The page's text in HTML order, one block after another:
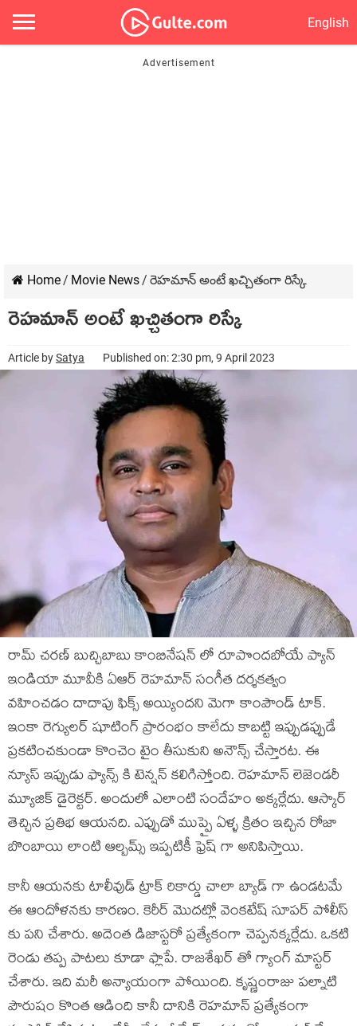
English
Home/ Movie News/ రెహమాన్ అంటే ఖచ్చితంగా రిస్కే
రెహమాన్ అంటే ఖచ్చితంగా రిస్కే
Article bySatya Published on: 2:30 pm, 9 April 2023
రామ్ చరణ్ బుచ్చిబాబు కాంబినేషన్ లో రూపొందబోయే ప్యాన్
ఇండియా మూవీకి ఏఆర్ రెహమాన్ సంగీత దర్శకత్వం
వహించడం దాదాపు ఫిక్స్ అయ్యిందని మెగా కాంపౌండ్ టాక్.
ఇంకా రెగ్యులర్ షూటింగ్ ప్రారంభం కాలేదు కాబట్టి ఇప్పుడప్పుడే
ప్రకటించకుండా కొంచెం టైం తీసుకుని అనౌన్స్ చేస్తారట. ఈ
న్యూస్ ఇప్పుడు ఫ్యాన్స్ కి టెన్షన్ కలిగిస్తోంది. రెహమాన్ లెజెండరీ
మ్యూజిక్ డైరెక్టర్. అందులో ఎలాంటి సందేహం అక్కర్లేదు. ఆస్కార్
తెచ్చిన ప్రతిభ ఆయనది. ఎప్పుడో ముప్పై ఏళ్ళ క్రితం ఇచ్చిన రోజా
బొంబాయి లాంటి ఆల్బమ్స్ ఇప్పటికీ ఫ్రెష్ గా అనిపిస్తాయి.
కానీ ఆయనకు టాలీవుడ్ ట్రాక్ రికార్డు చాలా బ్యాడ్ గా ఉండటమే
ఈ ఆందోళనకు కారణం. కెరీర్ మొదట్లో వెంకటేష్ సూపర్ పోలీస్
కు పని చేశారు. అదెంత డిజాస్టరో ప్రత్యేకంగా చెప్పనక్కర్లేదు. ఒకటి
రెండు తప్ప పాటలు కూడా ఫ్లాపే. రాజశేఖర్ తో గ్యాంగ్ మాస్టర్
చేశారు. ఇది మరీ అన్యాయంగా పోయింది. కృష్ణంరాజు పల్నాటి
పౌరుషం కొంత ఆడింది కానీ దానికి రెహమాన్ ప్రత్యేకంగా